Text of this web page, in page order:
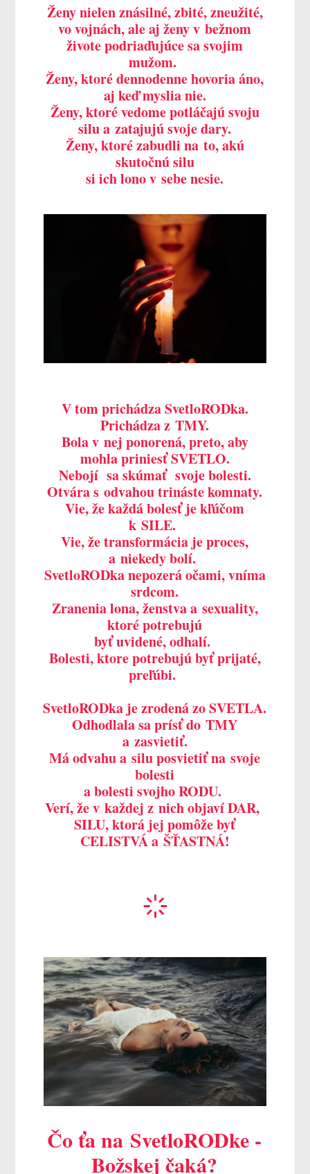
Ženy nielen znásilné, zbité, zneužité,
vo vojnách, ale aj ženy v bežnom
živote podriaďujúce sa svojim
mužom.
Ženy, ktoré dennodenne hovoria áno,
aj keď myslia nie.
Ženy, ktoré vedome potláčajú svoju
silu a zatajujú svoje dary.
Ženy, ktoré zabudli na to, akú
skutočnú silu
si ich lono v sebe nesie.
V tom prichádza SvetloRODka.
Prichádza z TMY.
Bola v nej ponorená, preto, aby
mohla priniesť SVETLO.
Nebojí sa skúmať svoje bolesti.
Otvára s odvahou trináste komnaty.
Vie, že každá bolesť je kľúčom
k SILE.
Vie, že transformácia je proces,
a niekedy bolí.
SvetloRODka nepozerá očami, vníma
srdcom.
Zranenia lona, ženstva a sexuality,
ktoré potrebujú
byť uvidené, odhalí.
Bolesti, ktore potrebujú byť prijaté,
preľúbi.
SvetloRODka je zrodená zo SVETLA.
Odhodlala sa prísť do TMY
a zasvietiť.
Má odvahu a silu posvietiť na svoje
bolesti
a bolesti svojho RODU.
Verí, že v každej z nich objaví DAR,
SILU, ktorá jej pomôže byť
CELISTVÁ a ŠŤASTNÁ!
Čo ťa na SvetloRODke -
Božskej čaká?